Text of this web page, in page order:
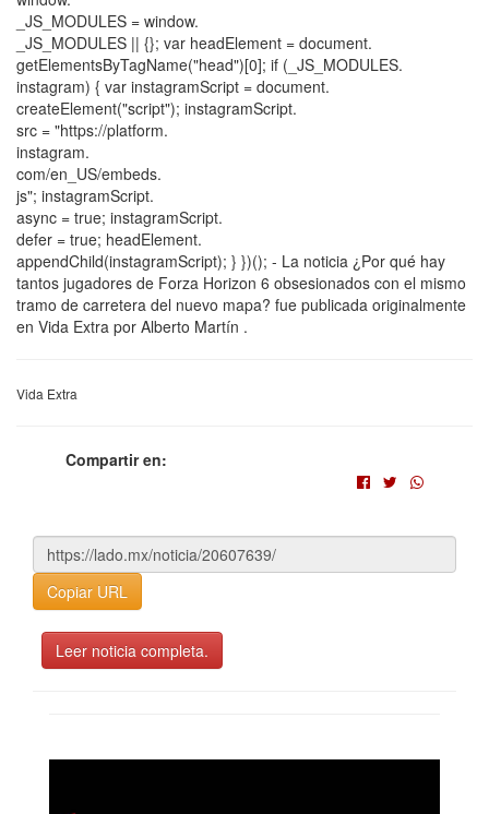
_JS_MODULES = window.
_JS_MODULES || {}; var headElement = document.
getElementsByTagName("head")[0]; if (_JS_MODULES.
instagram) { var instagramScript = document.
createElement("script"); instagramScript.
src = "https://platform.
instagram.
com/en_US/embeds.
js"; instagramScript.
async = true; instagramScript.
defer = true; headElement.
appendChild(instagramScript); } })(); - La noticia ¿Por qué hay
tantos jugadores de Forza Horizon 6 obsesionados con el mismo
tramo de carretera del nuevo mapa? fue publicada originalmente
en Vida Extra por Alberto Martín .
Vida Extra
Compartir en:
Copiar URL
Leer noticia completa.